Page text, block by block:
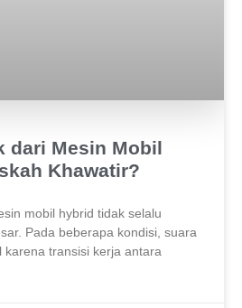
dari Mesin Mobil
Khawatir?
mobil hybrid tidak selalu
Pada beberapa kondisi, suara
karena transisi kerja antara